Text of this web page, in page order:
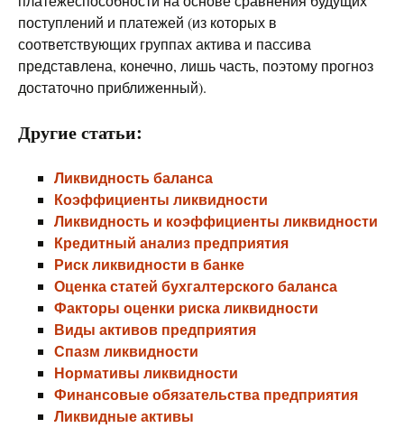
поступлений и платежей (из которых в
соответствующих группах актива и пассива
представлена, конечно, лишь часть, поэтому прогноз
достаточно приближенный).
Другие статьи:
Ликвидность баланса
Коэффициенты ликвидности
Ликвидность и коэффициенты ликвидности
Кредитный анализ предприятия
Риск ликвидности в банке
Оценка статей бухгалтерского баланса
Факторы оценки риска ликвидности
Виды активов предприятия
Спазм ликвидности
Нормативы ликвидности
Финансовые обязательства предприятия
Ликвидные активы